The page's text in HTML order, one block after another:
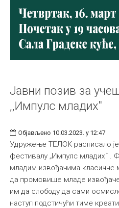
Јавни позив за
,,Импулс младих"
Објављено 10.03.2023. у 12:47
Удружење ТЕЛОК расписало
фестивалу „Импулс младих“ .
младим извођачима класичне
да промовише младе
им да слободу да сами
наступ подстичући тиме